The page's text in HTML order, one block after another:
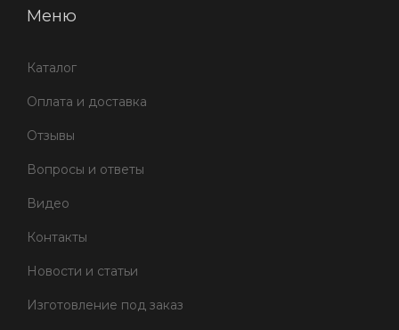
Меню
Каталог
Оплата и доставка
Отзывы
Вопросы и ответы
Видео
Контакты
Новости и статьи
Изготовление под заказ